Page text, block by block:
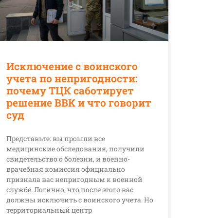
Исключение с воинского
учета по непригодности:
почему ТЦК саботирует
решение ВВК и что говорит
суд
Представьте: вы прошли все
медицинские обследования, получили
свидетельство о болезни, и военно-
врачебная комиссия официально
признала вас непригодным к военной
службе. Логично, что после этого вас
должны исключить с воинского учета. Но
территориальный центр